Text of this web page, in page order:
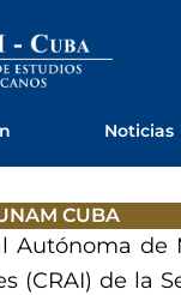
Noticias
CUBA
de
(CRAI) de la